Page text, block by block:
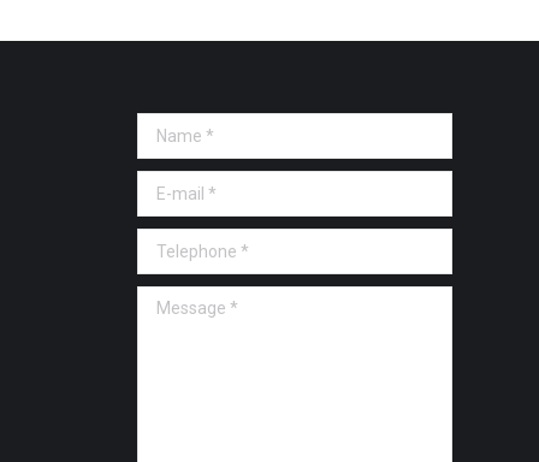
Name *
E-mail *
Telephone *
Message *